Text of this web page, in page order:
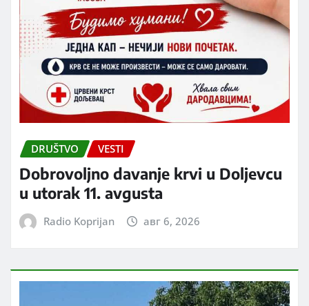
DRUŠTVO VESTI
Dobrovoljno davanje krvi u Doljevcu
u utorak 11. avgusta
Radio Koprijan авг 6, 2026